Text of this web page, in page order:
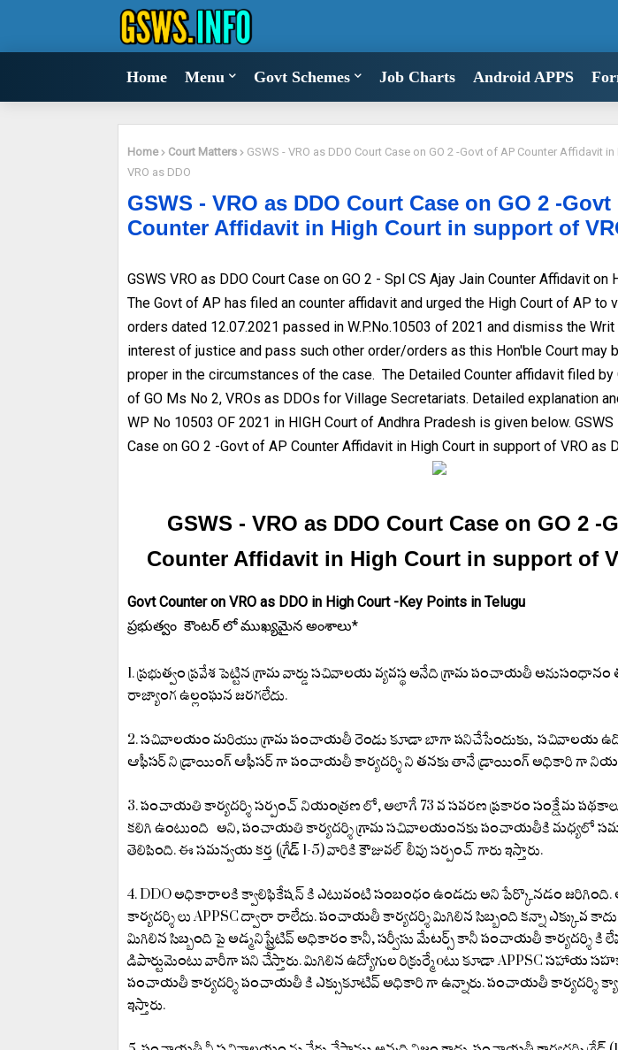
Home Menu Govt Schemes Job Charts Android APPS
Home Court Matters
GSWS - VRO as DDO Court Case on GO 2 -Govt of AP Counter Affidavit
VRO as DDO
GSWS - VRO as DDO Court Case on GO 2 -Govt
Counter Affidavit in High Court in support of
GSWS VRO as DDO Court Case on GO 2 - Spl CS Ajay Jain Counter Affidavit on
The Govt of AP has filed an counter affidavit and urged the High Court of AP to
orders dated 12.07.2021 passed in W.P.No.10503 of 2021 and dismiss the
interest of justice and pass such other order/orders as this Hon'ble Court may
proper in the circumstances of the case. The Detailed Counter affidavit filed
of GO Ms No 2, VROs as DDOs for Village Secretariats. Detailed explanation
WP No 10503 OF 2021 in HIGH Court of Andhra Pradesh is given below. GSWS
Case on GO 2 -Govt of AP Counter Affidavit in High Court in support of VRO as
GSWS - VRO as DDO Court Case on GO 2 -
Counter Affidavit in High Court in support of
Govt Counter on VRO as DDO in High Court -Key Points in Telugu
ప్రభుత్వం కౌంటర్ లో ముఖ్యమైన అంశాలు*
1. ప్రభుత్వం ప్రవేశ పెట్టిన గ్రామ వార్డు సచివాలయ వ్యవస్థ అనేది గ్రామ పంచాయతీ అనుసంధానం
రాజ్యాంగ ఉల్లంఘన జరగలేదు.
2. సచివాలయం మరియు గ్రామ పంచాయతీ రెండు కూడా బాగా పనిచేసేందుకు, సచివాలయ
ఆఫీసర్ ని డ్రాయింగ్ ఆఫీసర్ గా పంచాయతీ కార్యదర్శి ని తనకు తానే డ్రాయింగ్ అధికారి గా
3. పంచాయతి కార్యదర్శి సర్పంచ్ నియంత్రణ లో, అలాగే 73 వ సవరణ ప్రకారం సంక్షేమ
కలిగి ఉంటుంది అని, పంచాయతి కార్యదర్శి గ్రామ సచివాలయంనకు పంచాయతీకి మధ్యలో
తెలిపింది. ఈ సమన్వయ కర్త (గ్రేడ్ 1-5) వారికి కౌజువల్ లీవు సర్పంచ్ గారు ఇస్తారు.
4. DDO అధికారాలకి క్వాలిఫికేషన్ కి ఎటువంటి సంబంధం ఉండదు అని పేర్కొనడం
కార్యదర్శి లు APPSC ద్వారా రాలేదు. పంచాయతీ కార్యదర్శి మిగిలిన సిబ్బంది కన్నా ఎక్కువ
మిగిలిన సిబ్బంది పై అడ్మనిస్ట్రేటివ్ అధికారం కానీ, సర్వీసు మేటర్స్ కానీ పంచాయతీ కార్యదర్శి కి
డిపార్టుమెంటు వారీగా పని చేస్తారు. మిగిలిన ఉద్యోగుల రిక్రుర్మేoటు కూడా APPSC సహాయ
పంచాయతీ కార్యదర్శి పంచాయతీ కి ఎక్సుకూటివ్ అధికారి గా ఉన్నారు. పంచాయతీ కార్యదర్శి
ఇస్తారు.